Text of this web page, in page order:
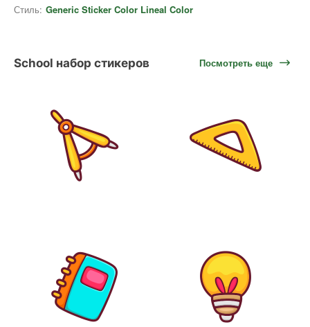
Стиль: Generic Sticker Color Lineal Color
School набор стикеров Посмотреть еще